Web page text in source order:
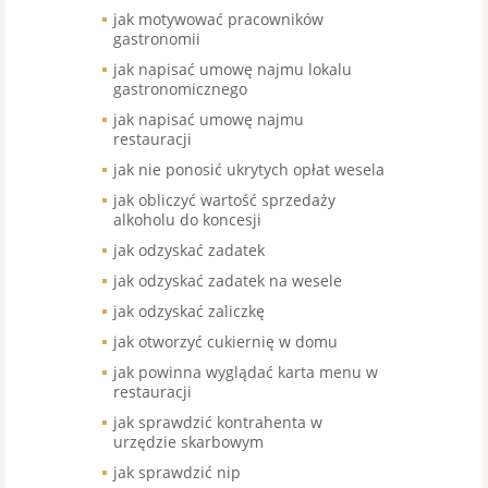
jak motywować pracowników
gastronomii
jak napisać umowę najmu lokalu
gastronomicznego
jak napisać umowę najmu
restauracji
jak nie ponosić ukrytych opłat wesela
jak obliczyć wartość sprzedaży
alkoholu do koncesji
jak odzyskać zadatek
jak odzyskać zadatek na wesele
jak odzyskać zaliczkę
jak otworzyć cukiernię w domu
jak powinna wyglądać karta menu w
restauracji
jak sprawdzić kontrahenta w
urzędzie skarbowym
jak sprawdzić nip